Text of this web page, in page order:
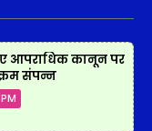
आपराधिक कानून पर
संपन्न